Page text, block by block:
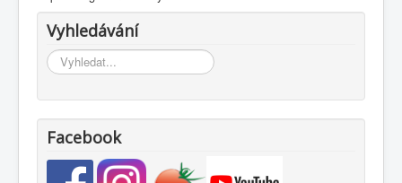
Vyhledávání
Vyhledávání...
Facebook